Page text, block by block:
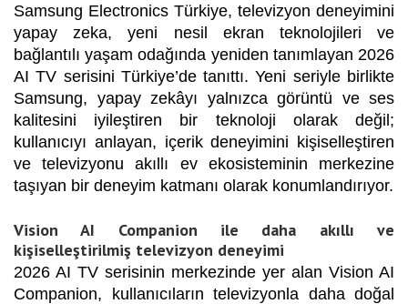
Samsung Electronics Türkiye, televizyon deneyimini
yapay zeka, yeni nesil ekran teknolojileri ve
bağlantılı yaşam odağında yeniden tanımlayan 2026
AI TV serisini Türkiye’de tanıttı. Yeni seriyle birlikte
Samsung, yapay zekâyı yalnızca görüntü ve ses
kalitesini iyileştiren bir teknoloji olarak değil;
kullanıcıyı anlayan, içerik deneyimini kişiselleştiren
ve televizyonu akıllı ev ekosisteminin merkezine
taşıyan bir deneyim katmanı olarak konumlandırıyor.
Vision AI Companion ile daha akıllı ve
kişiselleştirilmiş televizyon deneyimi
2026 AI TV serisinin merkezinde yer alan Vision AI
Companion, kullanıcıların televizyonla daha doğal